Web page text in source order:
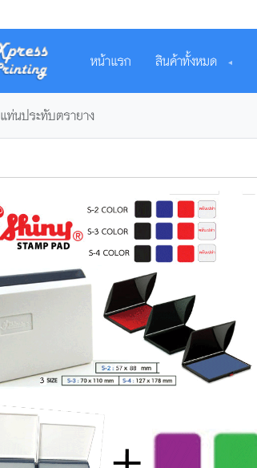
หน้าแรก สินค้าทั้งหมด ▼
แท่นประทับตรายาง